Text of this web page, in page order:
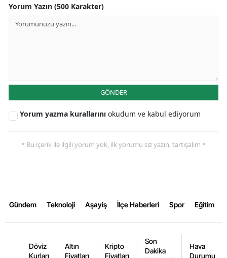
Osmaniye
Yorum Yazın (500 Karakter)
GÖNDER
Yorum yazma kurallarını okudum ve kabul ediyorum
* Bu içerik ile ilgili yorum yok, ilk yorumu siz yazın, tartışalım *
Gündem Teknoloji Aşayiş İlçe Haberleri Spor Eğitim
Döviz
Kurları
Altın
Fiyatları
Kripto
Fiyatları
Son
Dakika
Hava
Durumu